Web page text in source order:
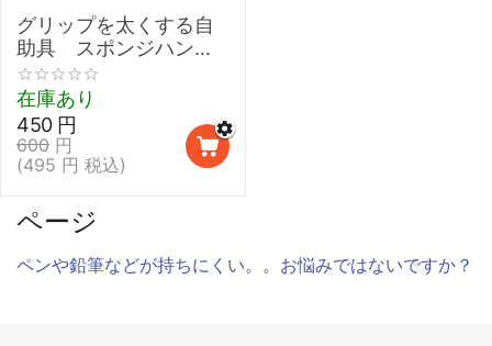
グリップを太くする自
助具 スポンジハンド
ル 【介護 握力 弱い
鉛筆 取り外し 太柄スプ
ーン】
在庫あり
600 円
450 円
(495 円 税込)
ページ
ペンや鉛筆などが持ちにくい。。お悩みではないですか？